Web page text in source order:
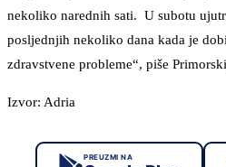
nekoliko narednih sati. U subotu
posljednjih nekoliko dana kada je
zdravstvene probleme“, piše
Izvor: Adria
PREUZMI NA